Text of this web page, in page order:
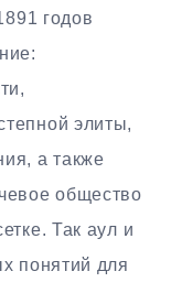
годов
элиты,
а также
общество
Так аул и
понятий для